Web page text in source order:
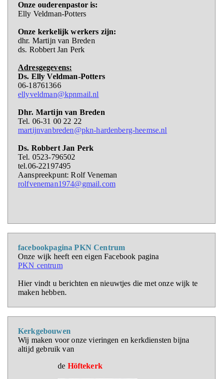
Onze ouderenpastor is:
Elly Veldman-Potters
Onze kerkelijk werkers zijn:
dhr. Martijn van Breden
ds. Robbert Jan Perk
Adresgegevens:
Ds. Elly Veldman-Potters
06-18761366
ellyveldman@kpnmail.nl
Dhr. Martijn van Breden
Tel. 06-31 00 22 22
martijnvanbreden@pkn-hardenberg-heemse.nl
Ds. Robbert Jan Perk
Tel. 0523-796502
tel.06-22197495
Aanspreekpunt: Rolf Veneman
rolfveneman1974@gmail.com
facebookpagina PKN Centrum
Onze wijk heeft een eigen Facebook pagina
PKN centrum
Hier vindt u berichten en nieuwtjes die met onze wijk te
maken hebben.
Kerkgebouwen
Wij maken voor onze vieringen en kerkdiensten bijna
altijd gebruik van
de Höftekerk